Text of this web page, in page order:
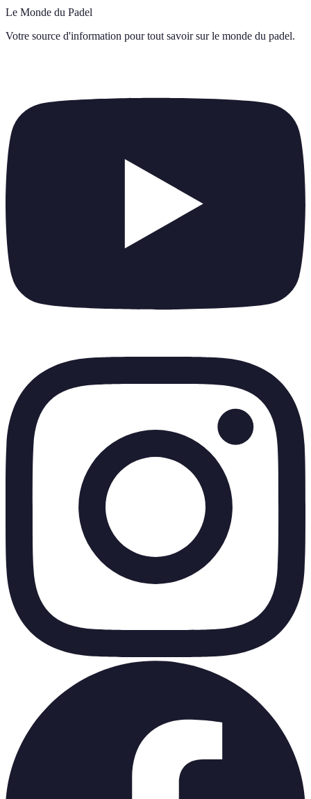
Le Monde du Padel
Votre source d'information pour tout savoir sur le monde du padel.